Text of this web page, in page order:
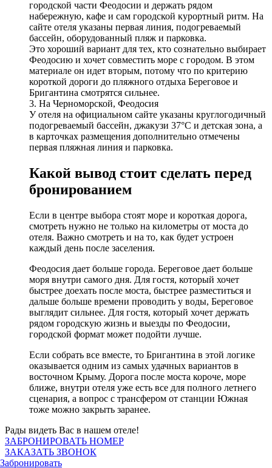
городской части Феодосии и держать рядом
набережную, кафе и сам городской курортный ритм. На
сайте отеля указаны первая линия, подогреваемый
бассейн, оборудованный пляж и парковка.
Это хороший вариант для тех, кто сознательно выбирает
Феодосию и хочет совместить море с городом. В этом
материале он идет вторым, потому что по критерию
короткой дороги до пляжного отдыха Береговое и
Бригантина смотрятся сильнее.
3. На Черноморской, Феодосия
У отеля на официальном сайте указаны круглогодичный
подогреваемый бассейн, джакузи 37°C и детская зона, а
в карточках размещения дополнительно отмечены
первая пляжная линия и парковка.
Какой вывод стоит сделать перед
бронированием
Если в центре выбора стоят море и короткая дорога,
смотреть нужно не только на километры от моста до
отеля. Важно смотреть и на то, как будет устроен
каждый день после заселения.
Феодосия дает больше города. Береговое дает больше
моря внутри самого дня. Для гостя, который хочет
быстрее доехать после моста, быстрее разместиться и
дальше больше времени проводить у воды, Береговое
выглядит сильнее. Для гостя, который хочет держать
рядом городскую жизнь и выезды по Феодосии,
городской формат может подойти лучше.
Если собрать все вместе, то Бригантина в этой логике
оказывается одним из самых удачных вариантов в
восточном Крыму. Дорога после моста короче, море
ближе, внутри отеля уже есть все для полного летнего
сценария, а вопрос с трансфером от станции Южная
тоже можно закрыть заранее.
Рады видеть Вас в нашем отеле!
ЗАБРОНИРОВАТЬ НОМЕР
ЗАКАЗАТЬ ЗВОНОК
Забронировать